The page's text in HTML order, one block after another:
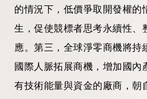
的情況下，低價爭取開發權的
生，促使競標者思考永續性、
應。第三，全球淨零商機將持
國際人脈拓展商機，增加國內
有技術能量與資金的廠商，朝